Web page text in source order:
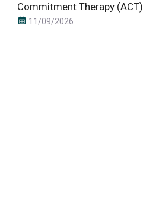
Commitment Therapy (ACT)
calendar_month 11/09/2026